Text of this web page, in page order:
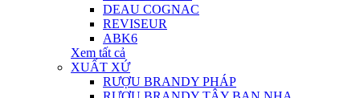
DEAU COGNAC
REVISEUR
ABK6
Xem tất cả
XUẤT XỨ
RƯỢU BRANDY PHÁP